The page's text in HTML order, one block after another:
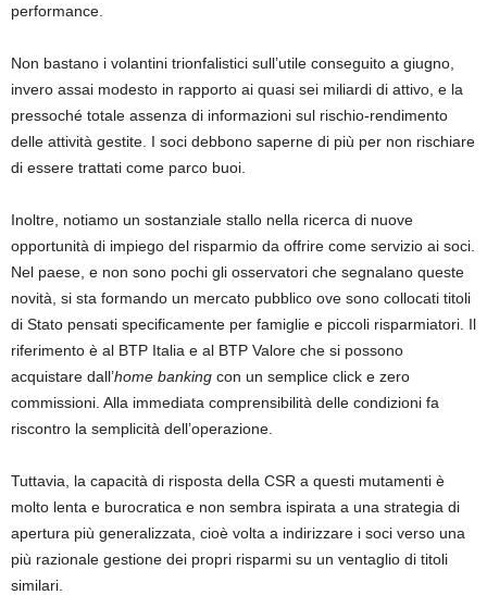
performance.
Non bastano i volantini trionfalistici sull’utile conseguito a giugno,
invero assai modesto in rapporto ai quasi sei miliardi di attivo, e la
pressoché totale assenza di informazioni sul rischio-rendimento
delle attività gestite. I soci debbono saperne di più per non rischiare
di essere trattati come parco buoi.
Inoltre, notiamo un sostanziale stallo nella ricerca di nuove
opportunità di impiego del risparmio da offrire come servizio ai soci.
Nel paese, e non sono pochi gli osservatori che segnalano queste
novità, si sta formando un mercato pubblico ove sono collocati titoli
di Stato pensati specificamente per famiglie e piccoli risparmiatori. Il
riferimento è al BTP Italia e al BTP Valore che si possono
acquistare dall’home banking con un semplice click e zero
commissioni. Alla immediata comprensibilità delle condizioni fa
riscontro la semplicità dell’operazione.
Tuttavia, la capacità di risposta della CSR a questi mutamenti è
molto lenta e burocratica e non sembra ispirata a una strategia di
apertura più generalizzata, cioè volta a indirizzare i soci verso una
più razionale gestione dei propri risparmi su un ventaglio di titoli
similari.